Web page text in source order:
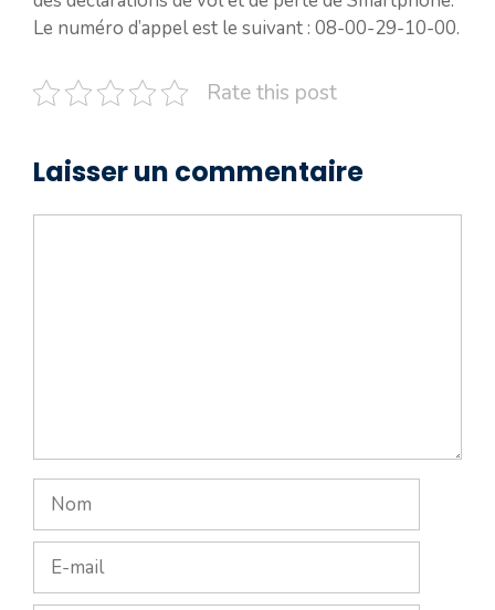
Le numéro d’appel est le suivant : 08-00-29-10-00.
Rate this post
Laisser un commentaire
Nom
mail